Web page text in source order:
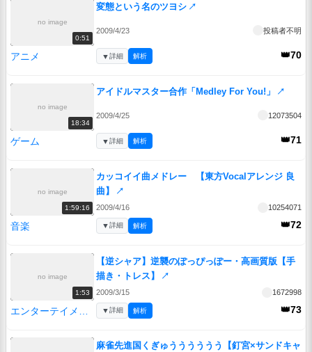
no image
0:51
変態という名のツヨシ ↗
2009/4/23 投稿者不明
アニメ 👑70
▼詳細 解析
no image
18:34
アイドルマスター合作「Medley For You!」 ↗
2009/4/25 12073504
ゲーム 👑71
▼詳細 解析
no image
1:59:16
カッコイイ曲メドレー 【東方Vocalアレンジ 良
曲】
↗
2009/4/16 10254071
音楽 👑72
▼詳細 解析
no image
1:53
【逆シャア】逆襲のぽっぴっぽー・高画質版【手
描き・トレス】
↗
2009/3/15 1672998
👑73
▼詳細 解析
麻雀先進国くぎゅうううううう【釘宮×サンドキャ